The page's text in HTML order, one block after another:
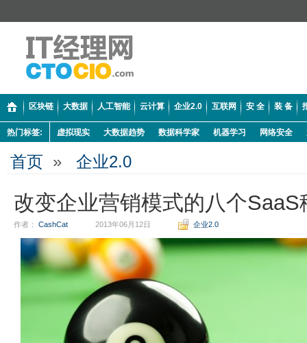
区块链 大数据 人工智能 云计算 企业2.0 互联网 安 全 装 备
热门标签: 虚拟现实 大数据趋势 数据科学家 机器学习 网络安全
首页 » 企业2.0
改变企业营销模式的八个SaaS
作者： CashCat 2013年06月12日 企业2.0